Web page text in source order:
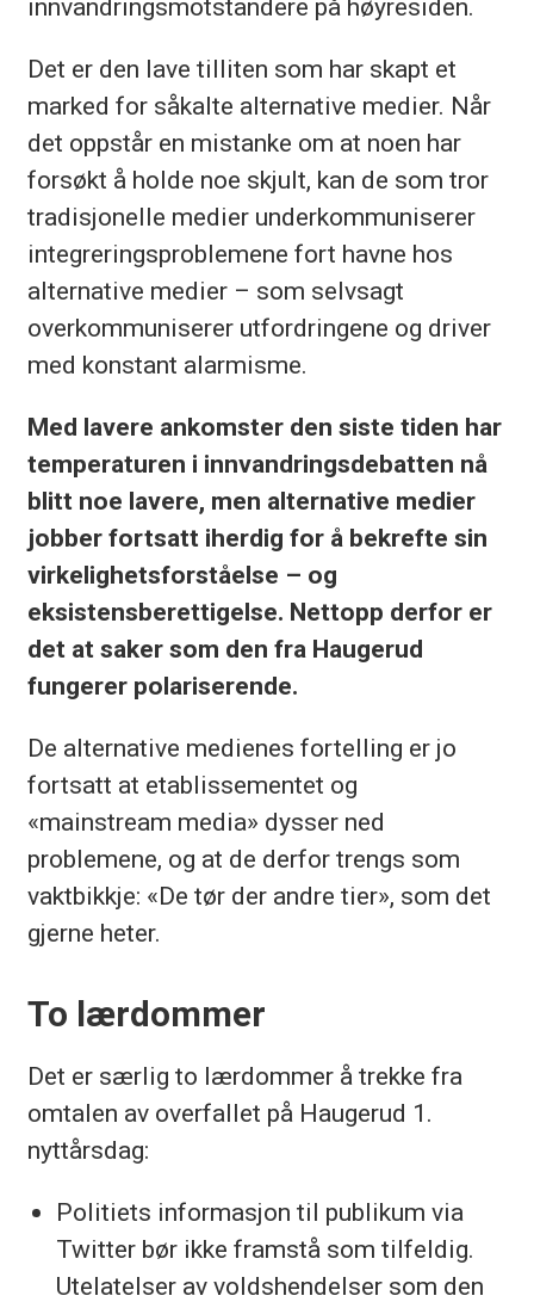
innvandringsmotstandere på høyresiden.
Det er den lave tilliten som har skapt et
marked for såkalte alternative medier. Når
det oppstår en mistanke om at noen har
forsøkt å holde noe skjult, kan de som tror
tradisjonelle medier underkommuniserer
integreringsproblemene fort havne hos
alternative medier – som selvsagt
overkommuniserer utfordringene og driver
med konstant alarmisme.
Med lavere ankomster den siste tiden har
temperaturen i innvandringsdebatten nå
blitt noe lavere, men alternative medier
jobber fortsatt iherdig for å bekrefte sin
virkelighetsforståelse – og
eksistensberettigelse. Nettopp derfor er
det at saker som den fra Haugerud
fungerer polariserende.
De alternative medienes fortelling er jo
fortsatt at etablissementet og
«mainstream media» dysser ned
problemene, og at de derfor trengs som
vaktbikkje: «De tør der andre tier», som det
gjerne heter.
To lærdommer
Det er særlig to lærdommer å trekke fra
omtalen av overfallet på Haugerud 1.
nyttårsdag:
Politiets informasjon til publikum via
Twitter bør ikke framstå som tilfeldig.
Utelatelser av voldshendelser som den